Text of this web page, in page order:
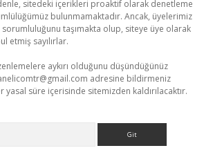
sitedeki içerikleri proaktif olarak denetleme
bulunmamaktadır. Ancak, üyelerimiz
sorumluluğunu taşımakta olup, siteye üye olarak
etmiş sayılırlar.
aykırı olduğunu düşündüğünüz
adresine bildirmeniz
yasal süre içerisinde sitemizden kaldırılacaktır.